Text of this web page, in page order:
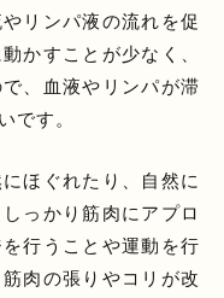
リンパ液の流れを促
かすことが少なく、
、血液やリンパが滞
です。
ほぐれたり、自然に
っかり筋肉にアプロ
行うことや運動を行
肉の張りやコリが改